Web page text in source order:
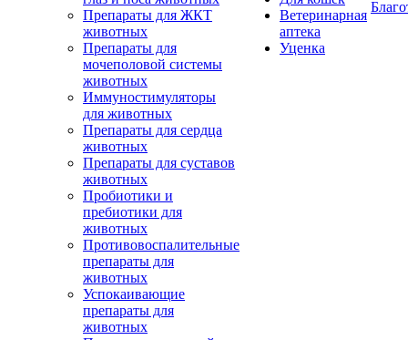
Препараты для ЖКТ
животных
Препараты для
мочеполовой системы
животных
Иммуностимуляторы
для животных
Препараты для сердца
животных
Препараты для суставов
животных
Пробиотики и
пребиотики для
животных
Противовоспалительные
препараты для
животных
Успокаивающие
препараты для
животных
Ветеринарная
аптека
Уценка